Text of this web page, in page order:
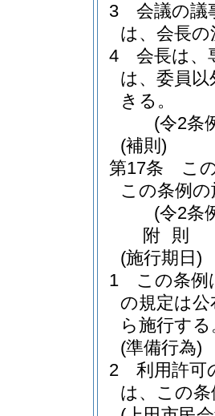
3
会議の議
は、会長
4
会長は、
は、委員
きる。
(令2条
(補則)
第17条
こ
この条例
(令2条
附 則
(施行期日)
1
この条例
の規定は
ら施行する
(準備行為)
2
利用許可
は、この